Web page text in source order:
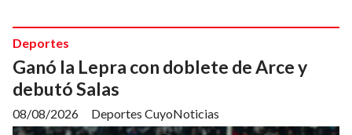
Ganó la Lepra con doblete de Arce y
debutó Salas
Deportes CuyoNoticias
Deportes
08/08/2026